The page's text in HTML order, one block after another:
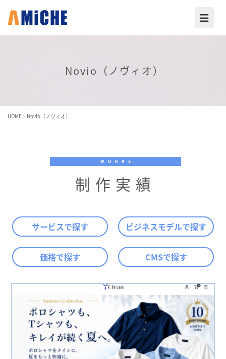
Novio（ノヴィオ）
HOME> Novio（ノヴィオ）
WORKS
制作実績
サービスで探す ビジネスモデルで探す
価格で探す CMSで探す